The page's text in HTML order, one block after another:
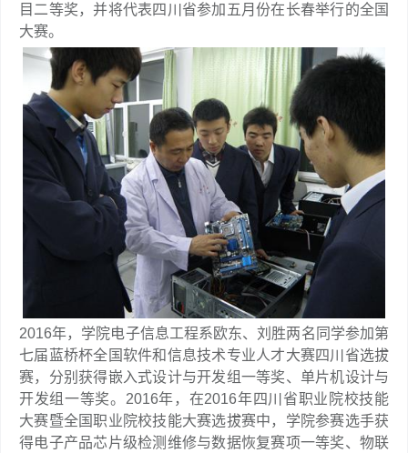
目二等奖，并将代表四川省参加五月份在长春举行的全国
大赛。
2016年，学院电子信息工程系欧东、刘胜两名同学参加第
七届蓝桥杯全国软件和信息技术专业人才大赛四川省选拔
赛，分别获得嵌入式设计与开发组一等奖、单片机设计与
开发组一等奖。2016年，在2016年四川省职业院校技能
大赛暨全国职业院校技能大赛选拔赛中，学院参赛选手获
得电子产品芯片级检测维修与数据恢复赛项一等奖、物联